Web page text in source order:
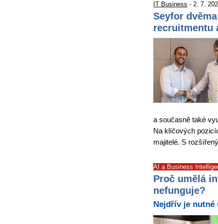
IT Business - 2. 7.
Seyfor
recruitmentu
a současně také
Na klíčových
majitelé. S
AI a Business
Proč umělá
nefunguje?
Nejdřív je